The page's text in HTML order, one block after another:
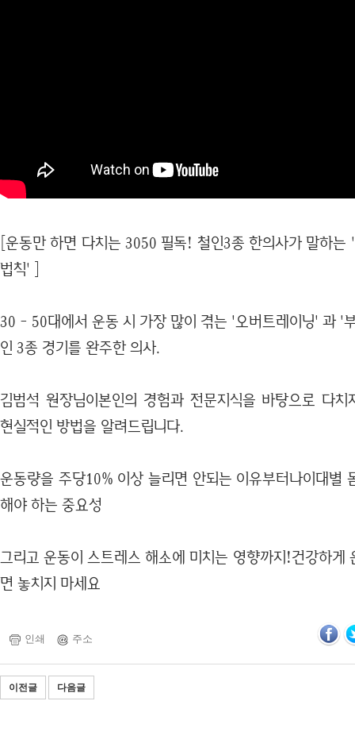
[운동만 하면 다치는 3050 필독! 철인3종 한의사가 말하
법칙' ]
30 - 50대에서 운동 시 가장 많이 겪는 '오버트레이닝' 과 '
인 3종 경기를 완주한 의사.
김범석 원장님이본인의 경험과 전문지식을 바탕으로 다
현실적인 방법을 알려드립니다.
운동량을 주당10% 이상 늘리면 안되는 이유부터나이대별
해야 하는 중요성
그리고 운동이 스트레스 해소에 미치는 영향까지!건강하게
면 놓치지 마세요
인쇄 주소
이전글 다음글